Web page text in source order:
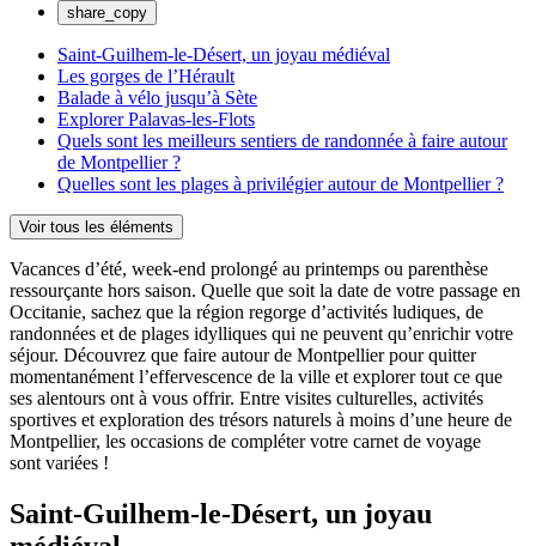
share_copy
Saint-Guilhem-le-Désert, un joyau médiéval
Les gorges de l’Hérault
Balade à vélo jusqu’à Sète
Explorer Palavas-les-Flots
Quels sont les meilleurs sentiers de randonnée à faire autour
de Montpellier ?
Quelles sont les plages à privilégier autour de Montpellier ?
Voir tous les éléments
Vacances d’été, week-end prolongé au printemps ou parenthèse
ressourçante hors saison. Quelle que soit la date de votre passage en
Occitanie, sachez que la région regorge d’activités ludiques, de
randonnées et de plages idylliques qui ne peuvent qu’enrichir votre
séjour. Découvrez que faire autour de Montpellier pour quitter
momentanément l’effervescence de la ville et explorer tout ce que
ses alentours ont à vous offrir. Entre visites culturelles, activités
sportives et exploration des trésors naturels à moins d’une heure de
Montpellier, les occasions de compléter votre carnet de voyage
sont variées !
Saint-Guilhem-le-Désert, un joyau